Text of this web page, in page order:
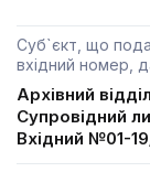
Суб`єкт, що
вхідний номер,
Архівний
Супровідний
Вхідний №01-